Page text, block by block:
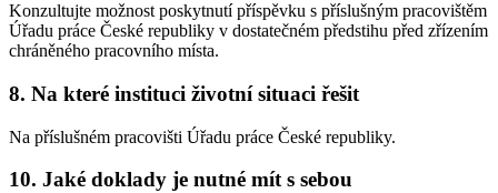
Konzultujte možnost poskytnutí příspěvku s příslušným pracovištěm
Úřadu práce České republiky v dostatečném předstihu před zřízením
chráněného pracovního místa.
8. Na které instituci životní situaci řešit
Na příslušném pracovišti Úřadu práce České republiky.
10. Jaké doklady je nutné mít s sebou